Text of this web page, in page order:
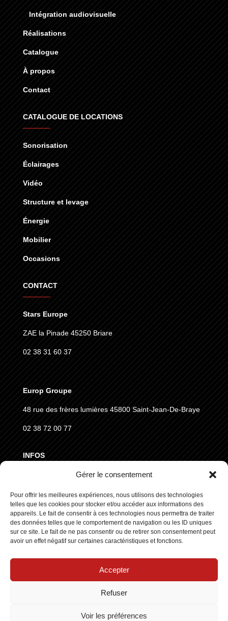
Gérer le consentement
Pour offrir les meilleures expériences, nous utilisons des technologies
telles que les cookies pour stocker et/ou accéder aux informations des
appareils. Le fait de consentir à ces technologies nous permettra de traiter
des données telles que le comportement de navigation ou les ID uniques
sur ce site. Le fait de ne pas consentir ou de retirer son consentement peut
avoir un effet négatif sur certaines caractéristiques et fonctions.
Accepter
Refuser
Voir les préférences
Intégration audiovisuelle
Réalisations
Catalogue
À propos
Contact
CATALOGUE DE LOCATIONS
Sonorisation
Éclairages
Vidéo
Structure et levage
Énergie
Mobilier
Occasions
CONTACT
Stars Europe
ZAE la Pinade 45250 Briare
02 38 31 60 37
Europ Groupe
48 rue des frères lumières 45800 Saint-Jean-De-Braye
02 38 72 00 77
INFOS
CGVD
RGPD
SUIVEZ NOUS